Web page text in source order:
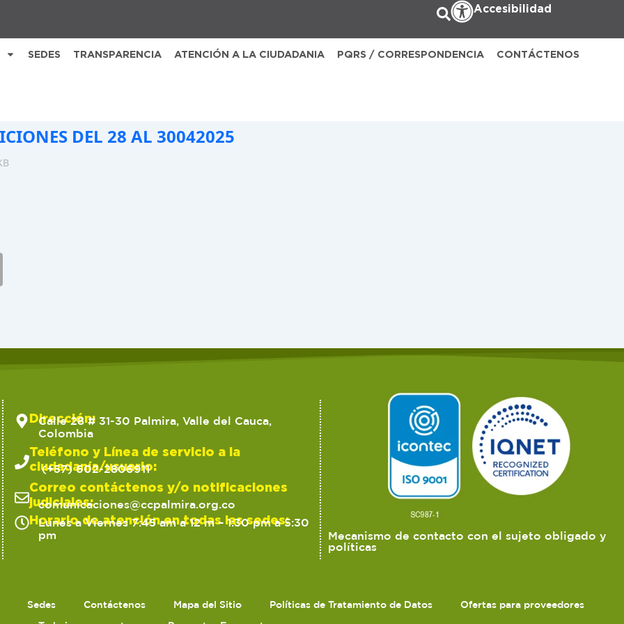
Accesibilidad
SEDES TRANSPARENCIA ATENCIÓN A LA CIUDADANIA PQRS / CORRESPONDENCIA CONTÁCTENOS
DEL 28 AL 30042025
Dirección:
Calle 28 # 31-30 Palmira, Valle del Cauca,
Colombia
Teléfono y Línea de servicio a la
ciudadanía/usuario:
(+57) 602-2806911
Correo contáctenos y/o notificaciones
judiciales:
comunicaciones@ccpalmira.org.co
Horario de atención en todas las sedes:
Lunes a Viernes 7:45 am a 12 m – 1:30 pm a 5:30
pm
Mecanismo de contacto con el sujeto obligado y
políticas
Sedes Contáctenos Mapa del Sitio Políticas de Tratamiento de Datos
Ofertas para proveedores